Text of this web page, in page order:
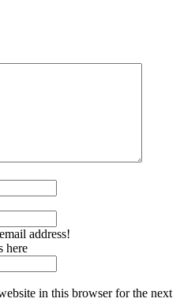
address!
here
in this browser for the next